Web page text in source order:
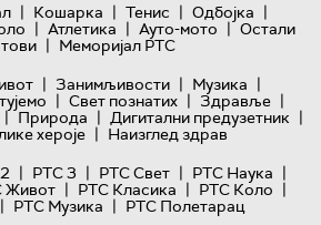
| Кошарка | Тенис | Одбојка |
| Атлетика | Ауто-мото | Остали
| Меморијал РТС
| Занимљивости | Музика |
| Свет познатих | Здравље |
| Природа | Дигитални предузетник |
хероје | Наизглед здрав
| РТС 3 | РТС Свет | РТС Наука |
Живот | РТС Класика | РТС Коло |
| РТС Музика | РТС Полетарац